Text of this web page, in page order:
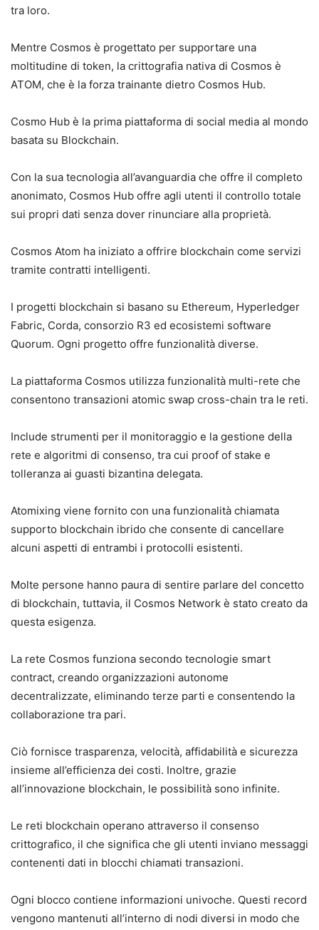
tra loro.
Mentre Cosmos è progettato per supportare una
moltitudine di token, la crittografia nativa di Cosmos è
ATOM, che è la forza trainante dietro Cosmos Hub.
Cosmo Hub è la prima piattaforma di social media al mondo
basata su Blockchain.
Con la sua tecnologia all’avanguardia che offre il completo
anonimato, Cosmos Hub offre agli utenti il ​​controllo totale
sui propri dati senza dover rinunciare alla proprietà.
Cosmos Atom ha iniziato a offrire blockchain come servizi
tramite contratti intelligenti.
I progetti blockchain si basano su Ethereum, Hyperledger
Fabric, Corda, consorzio R3 ed ecosistemi software
Quorum. Ogni progetto offre funzionalità diverse.
La piattaforma Cosmos utilizza funzionalità multi-rete che
consentono transazioni atomic swap cross-chain tra le reti.
Include strumenti per il monitoraggio e la gestione della
rete e algoritmi di consenso, tra cui proof of stake e
tolleranza ai guasti bizantina delegata.
Atomixing viene fornito con una funzionalità chiamata
supporto blockchain ibrido che consente di cancellare
alcuni aspetti di entrambi i protocolli esistenti.
Molte persone hanno paura di sentire parlare del concetto
di blockchain, tuttavia, il Cosmos Network è stato creato da
questa esigenza.
La rete Cosmos funziona secondo tecnologie smart
contract, creando organizzazioni autonome
decentralizzate, eliminando terze parti e consentendo la
collaborazione tra pari.
Ciò fornisce trasparenza, velocità, affidabilità e sicurezza
insieme all’efficienza dei costi. Inoltre, grazie
all’innovazione blockchain, le possibilità sono infinite.
Le reti blockchain operano attraverso il consenso
crittografico, il che significa che gli utenti inviano messaggi
contenenti dati in blocchi chiamati transazioni.
Ogni blocco contiene informazioni univoche. Questi record
vengono mantenuti all’interno di nodi diversi in modo che